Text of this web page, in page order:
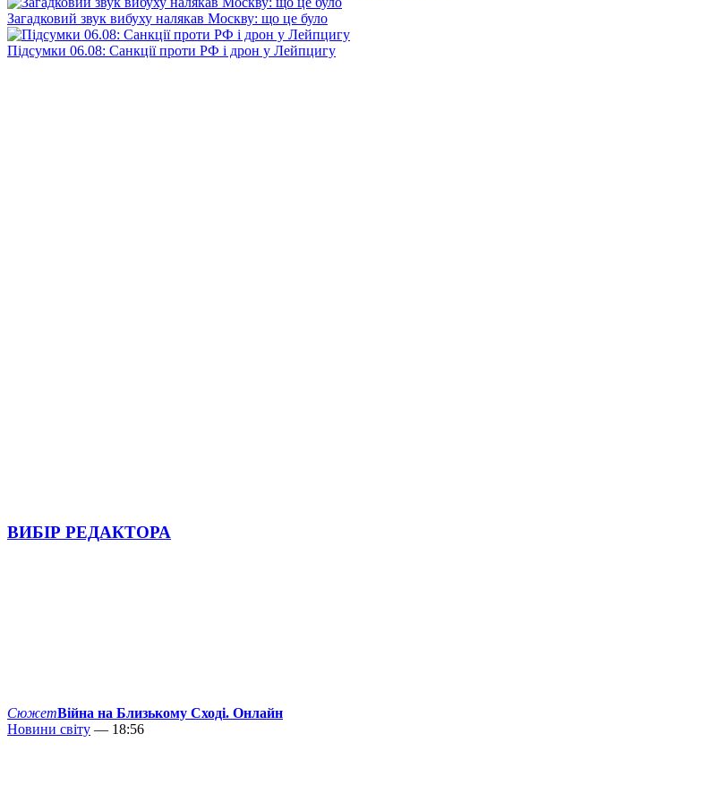
Загадковий звук вибуху налякав Москву: що це було
Підсумки 06.08: Санкції проти РФ і дрон у Лейпцигу
ВИБІР РЕДАКТОРА
СюжетВійна на Близькому Сході. Онлайн
Новини світу — 18:56